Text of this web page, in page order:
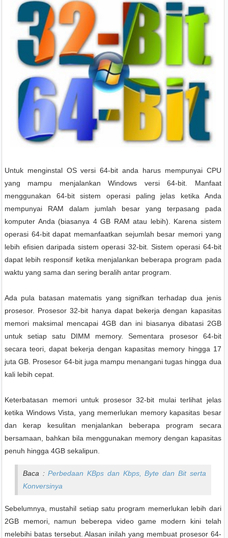
Untuk menginstal OS versi 64-bit anda harus mempunyai CPU
yang mampu menjalankan Windows versi 64-bit. Manfaat
menggunakan 64-bit sistem operasi paling jelas ketika Anda
mempunyai RAM dalam jumlah besar yang terpasang pada
komputer Anda (biasanya 4 GB RAM atau lebih). Karena sistem
operasi 64-bit dapat memanfaatkan sejumlah besar memori yang
lebih efisien daripada sistem operasi 32-bit. Sistem operasi 64-bit
dapat lebih responsif ketika menjalankan beberapa program pada
waktu yang sama dan sering beralih antar program.
Ada pula batasan matematis yang signifkan terhadap dua jenis
prosesor. Prosesor 32-bit hanya dapat bekerja dengan kapasitas
memori maksimal mencapai 4GB dan ini biasanya dibatasi 2GB
untuk setiap satu DIMM memory. Sementara prosesor 64-bit
secara teori, dapat bekerja dengan kapasitas memory hingga 17
juta GB. Prosesor 64-bit juga mampu menangani tugas hingga dua
kali lebih cepat.
Keterbatasan memori untuk prosesor 32-bit mulai terlihat jelas
ketika Windows Vista, yang memerlukan memory kapasitas besar
dan kerap kesulitan menjalankan beberapa program secara
bersamaan, bahkan bila menggunakan memory dengan kapasitas
penuh hingga 4GB sekalipun.
Baca :Perbedaan KBps dan Kbps, Byte dan Bit serta
Konversinya
Sebelumnya, mustahil setiap satu program memerlukan lebih dari
2GB memori, namun beberepa video game modern kini telah
melebihi batas tersebut. Alasan inilah yang membuat prosesor 64-